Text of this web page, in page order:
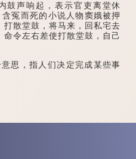
声响起，表示官吏离堂休
冤而死的小说人物窦娥被押
打散堂鼓，将马来，回私宅去
命令左右差使打散堂鼓，自己
思，指人们决定完成某些事